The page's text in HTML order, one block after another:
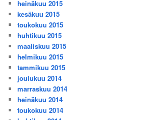
heinäkuu 2015
kesäkuu 2015
toukokuu 2015
huhtikuu 2015
maaliskuu 2015
helmikuu 2015
tammikuu 2015
joulukuu 2014
marraskuu 2014
heinäkuu 2014
toukokuu 2014